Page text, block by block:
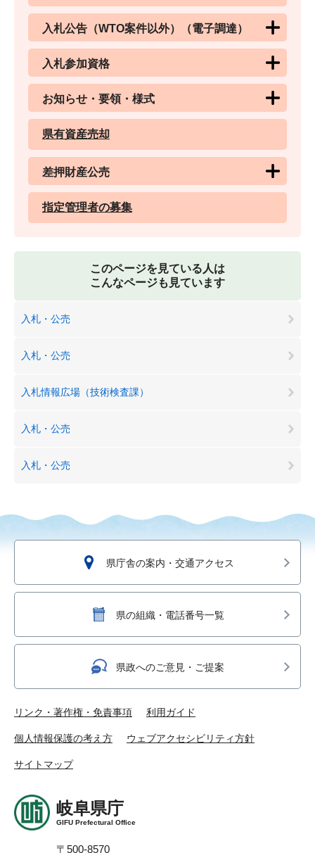
入札公告（WTO案件以外）（電子調達）
入札参加資格
お知らせ・要領・様式
県有資産売却
差押財産公売
指定管理者の募集
このページを見ている人は
こんなページも見ています
入札・公売
入札・公売
入札情報広場（技術検査課）
入札・公売
入札・公売
県庁舎の案内・交通アクセス
県の組織・電話番号一覧
県政へのご意見・ご提案
リンク・著作権・免責事項 利用ガイド
個人情報保護の考え方 ウェブアクセシビリティ方針
サイトマップ
岐阜県庁
GIFU Prefectural Office
〒500-8570